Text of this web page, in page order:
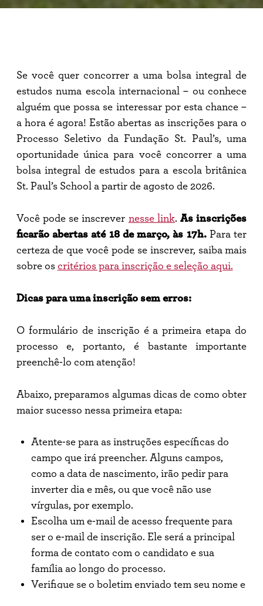
Se você quer concorrer a uma bolsa integral de
estudos numa escola internacional – ou conhece
alguém que possa se interessar por esta chance –
a hora é agora! Estão abertas as inscrições para o
Processo Seletivo da Fundação St. Paul’s, uma
oportunidade única para você concorrer a uma
bolsa integral de estudos para a escola britânica
St. Paul’s School a partir de agosto de 2026.
Você pode se inscrever nesse link.As inscrições
ficarão abertas até 18 de março, às 17h.Para ter
certeza de que você pode se inscrever, saiba mais
sobre os critérios para inscrição e seleção aqui.
Dicas para uma inscrição sem erros:
O formulário de inscrição é a primeira etapa do
processo e, portanto, é bastante importante
preenchê-lo com atenção!
Abaixo, preparamos algumas dicas de como obter
maior sucesso nessa primeira etapa:
Atente-se para as instruções específicas do
campo que irá preencher. Alguns campos,
como a data de nascimento, irão pedir para
inverter dia e mês, ou que você não use
vírgulas, por exemplo.
Escolha um e-mail de acesso frequente para
ser o e-mail de inscrição. Ele será a principal
forma de contato com o candidato e sua
família ao longo do processo.
Verifique se o boletim enviado tem seu nome e